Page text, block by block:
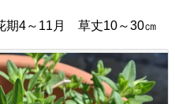
4～11月 草丈10～30㎝